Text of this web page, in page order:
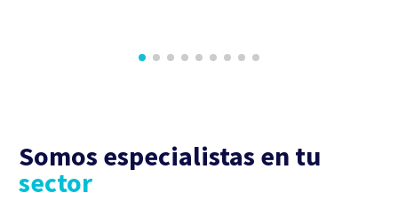
Somos especialistas en tu
sector